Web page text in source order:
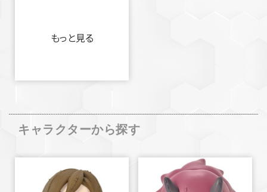
もっと見る
キャラクターから探す